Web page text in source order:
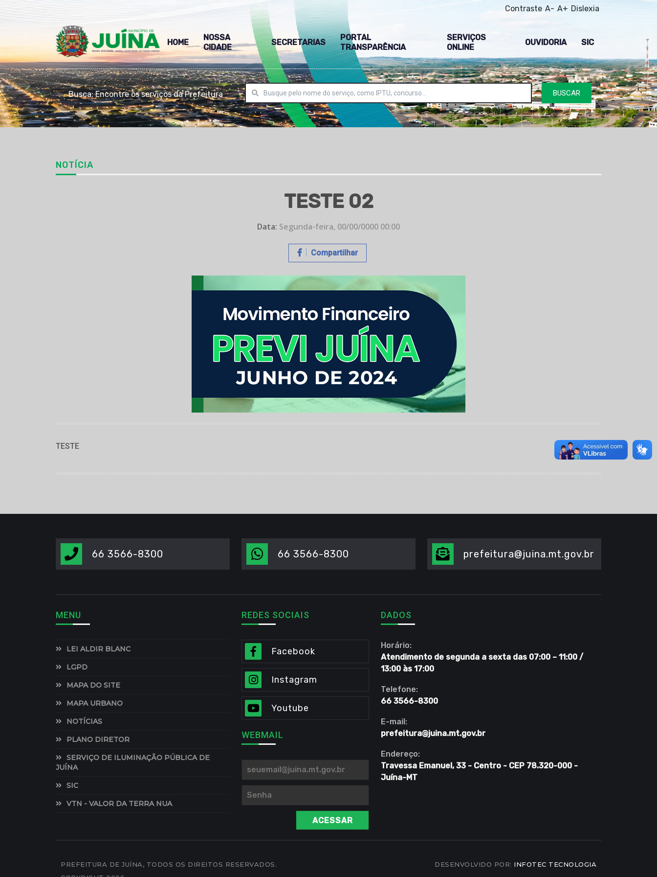
Contraste A- A+ Dislexia
HOME
NOSSA
CIDADE
SECRETARIAS
PORTAL
TRANSPARÊNCIA
SERVIÇOS
ONLINE
OUVIDORIA SIC
Busca: Encontre os serviços da Prefeitura BUSCAR
NOTÍCIA
TESTE 02
Data: Segunda-feira, 00/00/0000 00:00
Compartilhar
TESTE
66 3566-8300 66 3566-8300 prefeitura@juina.mt.gov.br
MENU
LEI ALDIR BLANC
LGPD
MAPA DO SITE
MAPA URBANO
NOTÍCIAS
PLANO DIRETOR
SERVIÇO DE ILUMINAÇÃO PÚBLICA DE
JUÍNA
SIC
VTN - VALOR DA TERRA NUA
REDES SOCIAIS
Facebook
Instagram
Youtube
WEBMAIL
ACESSAR
DADOS
Horário:
Atendimento de segunda a sexta das 07:00 – 11:00 /
13:00 às 17:00
Telefone:
66 3566-8300
E-mail:
prefeitura@juina.mt.gov.br
Endereço:
Travessa Emanuel, 33 - Centro - CEP 78.320-000 -
Juína-MT
PREFEITURA DE JUÍNA, TODOS OS DIREITOS RESERVADOS.
DESENVOLVIDO POR: INFOTEC TECNOLOGIA